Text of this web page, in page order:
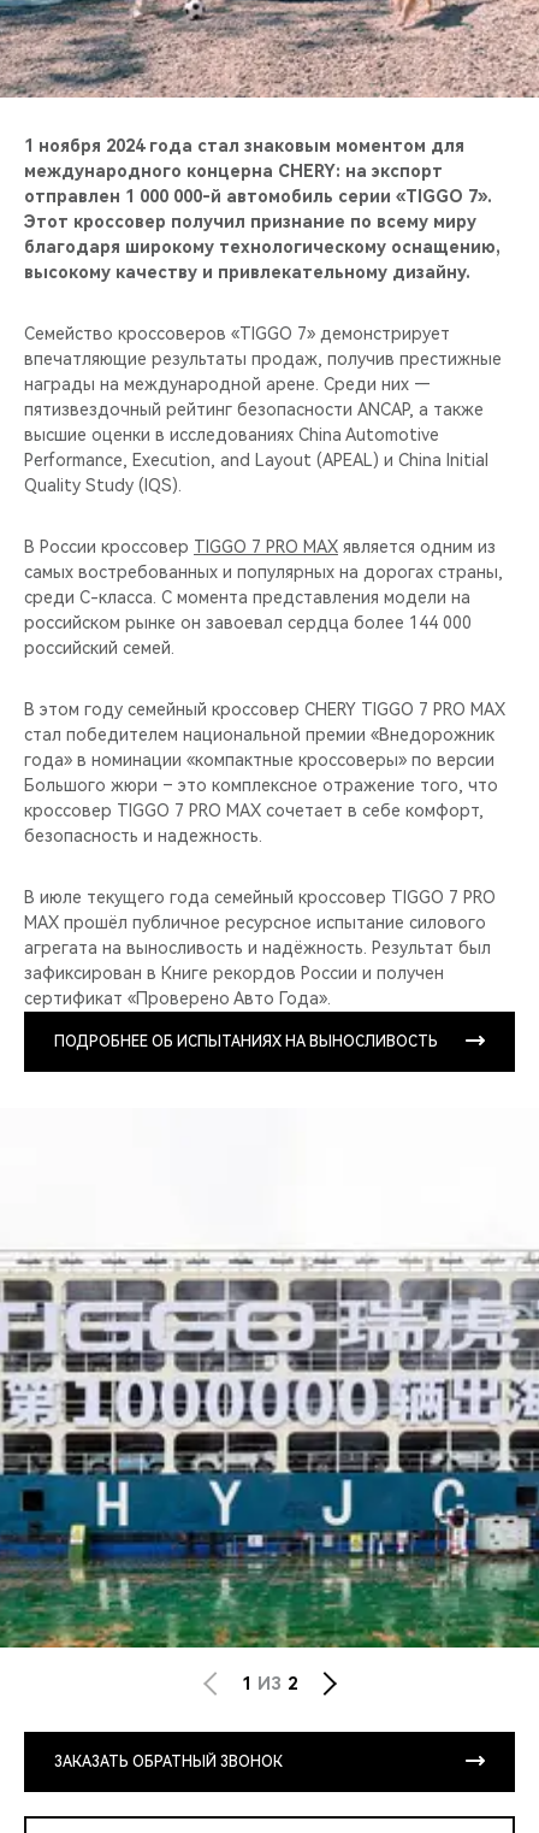
CHERY И СПОРТ
ВИДЕООБЗОРЫ
CHERY ДЛЯ ДЕТЕЙ
1 ноября 2024 года стал знаковым моментом для
международного концерна CHERY: на экспорт
отправлен 1 000 000-й автомобиль серии «TIGGO 7».
Этот кроссовер получил признание по всему миру
благодаря широкому технологическому оснащению,
высокому качеству и привлекательному дизайну.
Семейство кроссоверов «TIGGO 7» демонстрирует
впечатляющие результаты продаж, получив престижные
награды на международной арене. Среди них —
пятизвездочный рейтинг безопасности ANCAP, а также
высшие оценки в исследованиях China Automotive
Performance, Execution, and Layout (APEAL) и China Initial
Quality Study (IQS).
В России кроссовер TIGGO 7 PRO MAX является одним из
самых востребованных и популярных на дорогах страны,
среди C-класса. С момента представления модели на
российском рынке он завоевал сердца более 144 000
российский семей.
В этом году семейный кроссовер CHERY TIGGO 7 PRO MAX
стал победителем национальной премии «Внедорожник
года» в номинации «компактные кроссоверы» по версии
Большого жюри – это комплексное отражение того, что
кроссовер TIGGO 7 PRO MAX сочетает в себе комфорт,
безопасность и надежность.
В июле текущего года семейный кроссовер TIGGO 7 PRO
MAX прошёл публичное ресурсное испытание силового
агрегата на выносливость и надёжность. Результат был
зафиксирован в Книге рекордов России и получен
сертификат «Проверено Авто Года».
ПОДРОБНЕЕ ОБ ИСПЫТАНИЯХ НА ВЫНОСЛИВОСТЬ
1 ИЗ 2
ЗАКАЗАТЬ ОБРАТНЫЙ ЗВОНОК